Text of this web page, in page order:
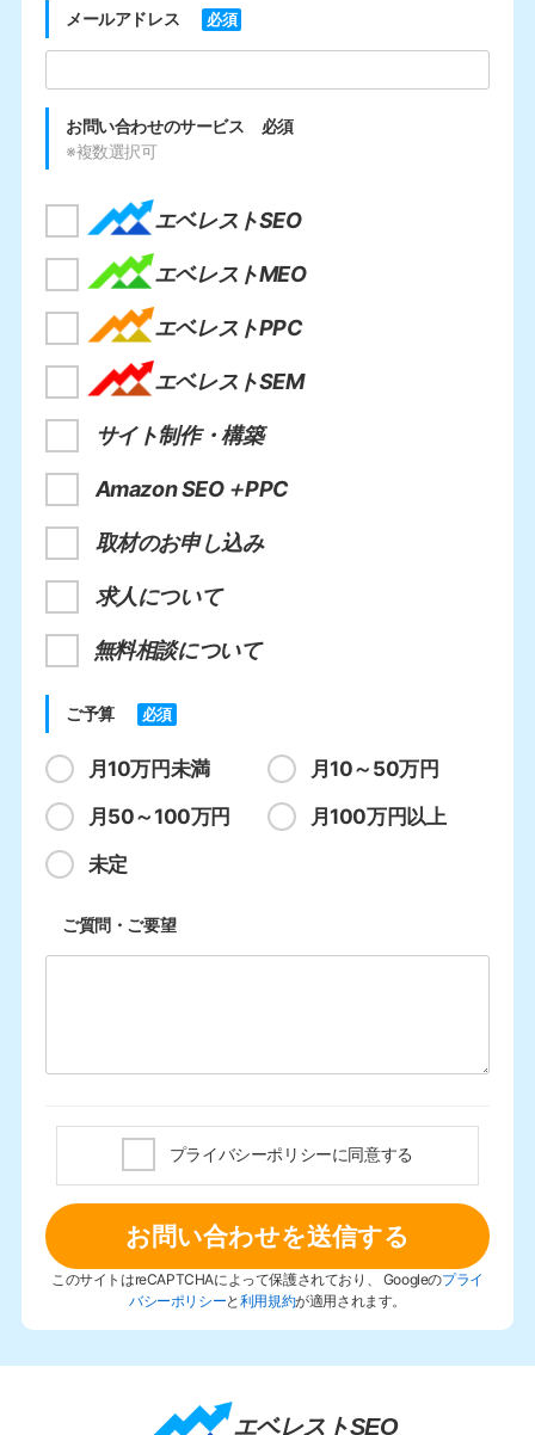
メールアドレス 必須
お問い合わせのサービス
※複数選択可
必須
エベレストSEO
エベレストMEO
エベレストPPC
エベレストSEM
サイト制作・構築
Amazon SEO＋PPC
取材のお申し込み
求人について
無料相談について
ご予算 必須
月10万円未満
月10～50万円
月50～100万円
月100万円以上
未定
ご質問・ご要望
プライバシーポリシーに同意する
このサイトはreCAPTCHAによって保護されており、 Googleのプライ
バシーポリシーと 利用規約が適用されます。
エベレストSEO